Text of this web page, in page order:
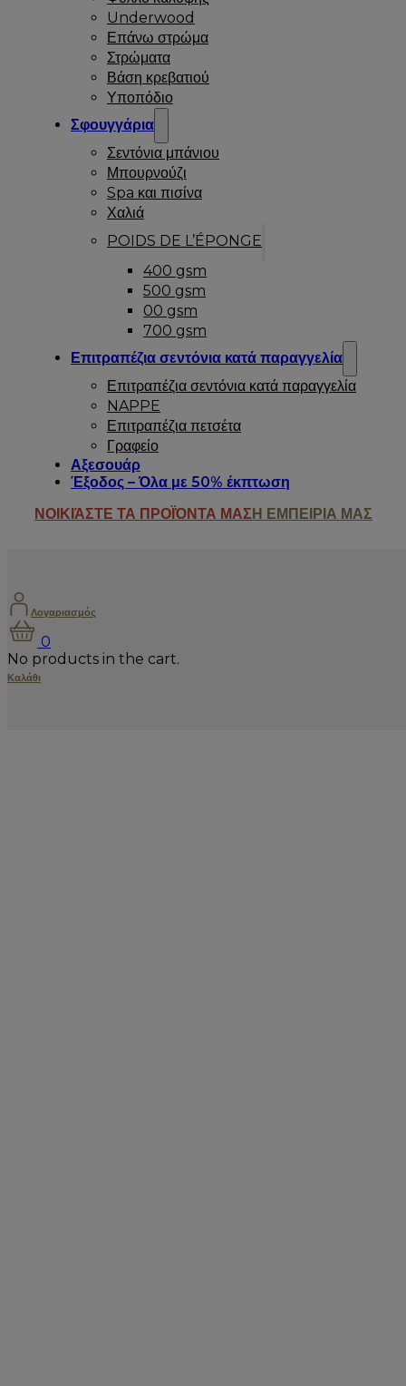
Underwood
Επάνω στρώμα
Στρώματα
Βάση κρεβατιού
Υποπόδιο
Σφουγγάρια
Σεντόνια μπάνιου
Μπουρνούζι
Spa και πισίνα
Χαλιά
POIDS DE L’ÉPONGE
400 gsm
500 gsm
00 gsm
700 gsm
Επιτραπέζια σεντόνια κατά παραγγελία
Επιτραπέζια σεντόνια κατά παραγγελία
NAPPE
Επιτραπέζια πετσέτα
Γραφείο
Αξεσουάρ
Έξοδος – Όλα με 50% έκπτωση
ΝΟΙΚΙΆΣΤΕ ΤΑ ΠΡΟΪΌΝΤΑ ΜΑΣΗ ΕΜΠΕΙΡΙΑ ΜΑΣ
Λογαριασμός
0
No products in the cart.
Καλάθι